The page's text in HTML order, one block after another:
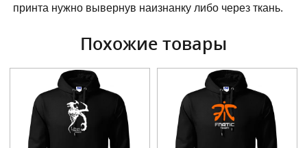
принта нужно вывернув наизнанку либо через ткань.
Похожие товары